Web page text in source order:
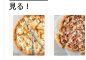
見る！